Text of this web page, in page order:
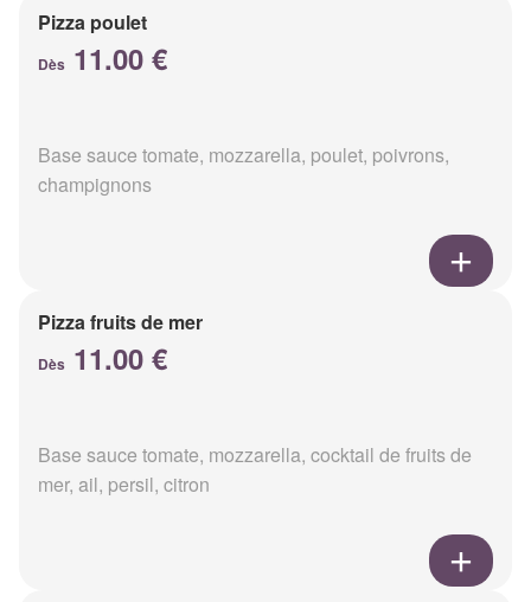
Pizza poulet
Dès 11.00 €
Base sauce tomate, mozzarella, poulet, poivrons,
champignons
Pizza fruits de mer
Dès 11.00 €
Base sauce tomate, mozzarella, cocktail de fruits de
mer, ail, persil, citron